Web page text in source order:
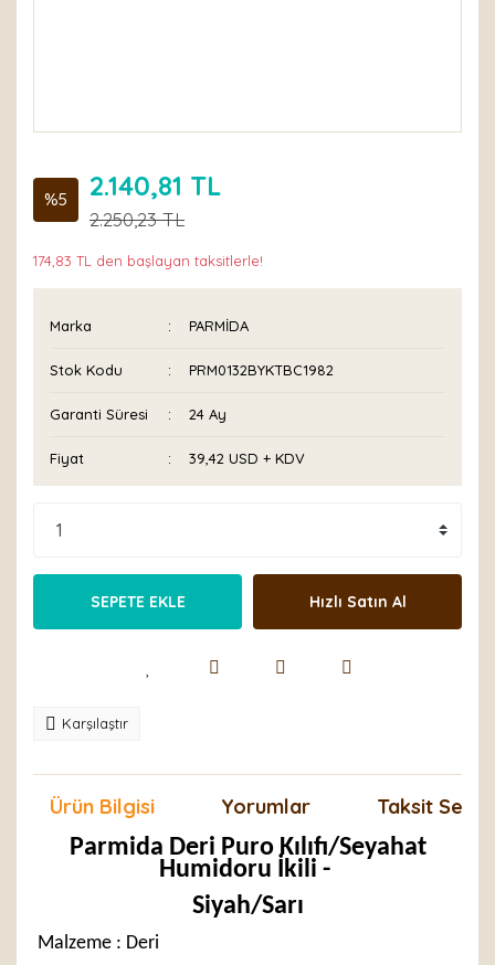
%5 2.140,81 TL
2.250,23 TL
174,83 TL den başlayan taksitlerle!
Marka PARMİDA
Stok Kodu PRM0132BYKTBC1982
Garanti Süresi 24 Ay
Fiyat 39,42 USD + KDV
SEPETE EKLE Hızlı Satın Al
Karşılaştır
Ürün Bilgisi Yorumlar Taksit
Parmida Deri Puro Kılıfı/Seyahat
Humidoru İkili -
Siyah/Sarı
Malzeme : Deri